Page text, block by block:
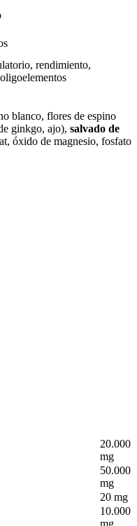
rendimiento,
blanco, flores de espino
ginkgo, ajo), salvado de
óxido de magnesio, fosfato
20.000
mg
50.000
mg
20 mg
10.000
mg